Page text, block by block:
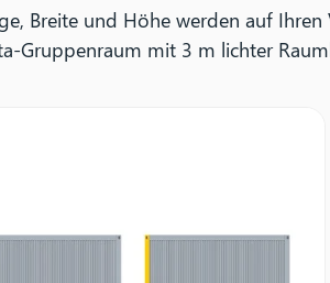
Breite und Höhe werden auf
Gruppenraum mit 3 m lichter